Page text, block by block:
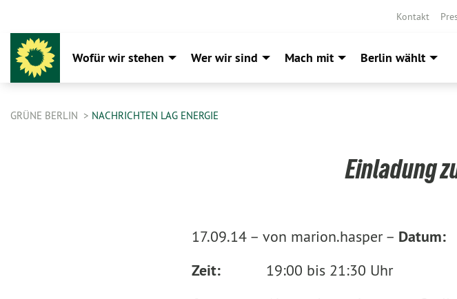
Kontakt
Wofür wir stehen Wer wir sind Mach mit Berlin wählt
GRÜNE BERLIN NACHRICHTEN LAG ENERGIE
Einladung
17.09.14 – von marion.hasper –
Zeit:19:00 bis 21:30 Uhr